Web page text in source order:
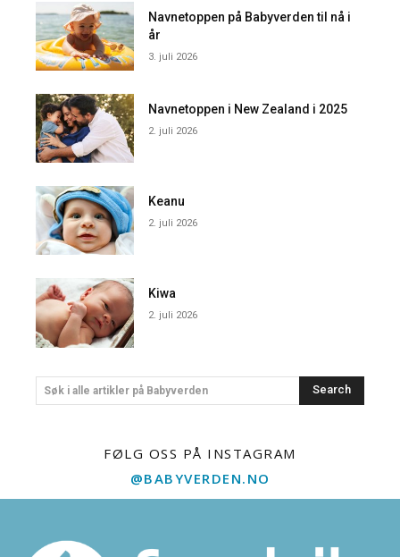
Navnetoppen på Babyverden til nå i
år
3. juli 2026
Navnetoppen i New Zealand i 2025
2. juli 2026
Keanu
2. juli 2026
Kiwa
2. juli 2026
Søk i alle artikler på Babyverden Search
FØLG OSS PÅ INSTAGRAM
@BABYVERDEN.NO